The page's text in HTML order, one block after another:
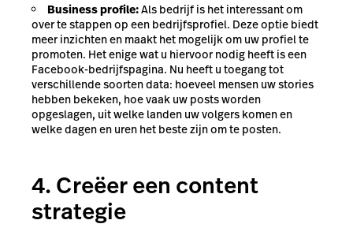
Business profile:Als bedrijf is het interessant om
over te stappen op een bedrijfsprofiel. Deze optie biedt
meer inzichten en maakt het mogelijk om uw profiel te
promoten. Het enige wat u hiervoor nodig heeft is een
Facebook-bedrijfspagina. Nu heeft u toegang tot
verschillende soorten data: hoeveel mensen uw stories
hebben bekeken, hoe vaak uw posts worden
opgeslagen, uit welke landen uw volgers komen en
welke dagen en uren het beste zijn om te posten.
4. Creëer een content
strategie